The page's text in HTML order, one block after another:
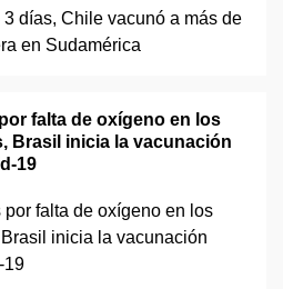
falta de oxígeno en los
Brasil inicia la vacunación
19